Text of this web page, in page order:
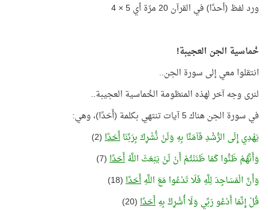
ورد لفظ (أحدًا) في القرآن 20 مرّة أي 5 × 4
خُماسية الجن العجيبة!
انتقلوا معي إلى سورة الجن..
لنرى وجه آخر لهذه المنظومة الخُماسية العجيبة..
في سورة الجن هناك 5 آيات تنتهي بكلمة (أَحَدًا)، وهي:
يَهْدِي إِلَى الرُّشْدِ فَآمَنَّا بِهِ وَلَنْ نُّشْرِكَ بِرَبِّنَاأَحَدًا(2)
وَأَنَّهُمْ ظَنُّوا كَمَا ظَنَنْتُمْ أَنْ لَنْ يَبْعَثَ اللَّهُأَحَدًا(7)
وَأَنَّ الْمَسَاجِدَ لِلَّهِ فَلَا تَدْعُوا مَعَ اللَّهِأَحَدًا(18)
قُلْ إِنَّمَا أَدْعُو رَبِّي وَلَا أُشْرِكُ بِهِأَحَدًا(20)